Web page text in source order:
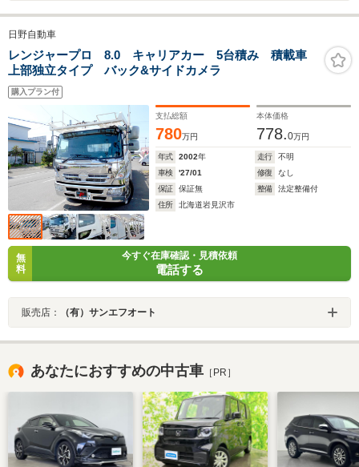
日野自動車
レンジャープロ 8.0 キャリアカー 5台積み 積載車
上部独立タイプ バック&サイドカメラ
購入プラン付
支払総額
780万円
本体価格
778.0万円
年式 2002年 走行
不明
車検
'27/01 修復
なし
保証
保証無 整備
法定整備付
住所
北海道岩見沢市
無
料
今すぐ在庫確認・見積依頼
電話する
販売店： （有）サンエフオート
あなたにおすすめの中古車 ［PR］